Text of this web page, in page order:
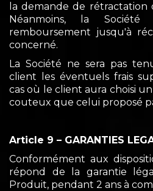
la demande de
Néanmoins, la
remboursement jusqu'à
concerné.
La Société ne sera pas
client les éventuels frais
cas où le client aura choisi
couteux que celui proposé
Article 9 – GARANTIES
Conformément aux
répond de la garantie
Produit, pendant 2 ans à